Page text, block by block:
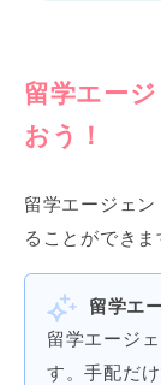
留学エー
おう！
留学エージェ
ることができま
留学エ
留学エージェ
す。手配だ